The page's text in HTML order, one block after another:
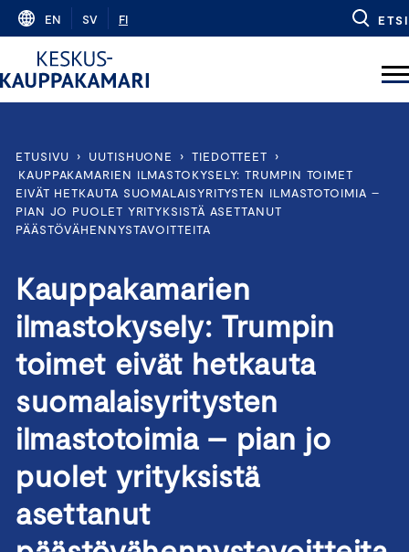
Skip
content
EN SV FI ETSI
ETUSIVU › UUTISHUONE › TIEDOTTEET
›
KAUPPAKAMARIEN ILMASTOKYSELY: TRUMPIN TOIMET
EIVÄT HETKAUTA SUOMALAISYRITYSTEN ILMASTOTOIMIA –
PIAN JO PUOLET YRITYKSISTÄ ASETTANUT
PÄÄSTÖVÄHENNYSTAVOITTEITA
Kauppakamarien
ilmastokysely: Trumpin
toimet eivät hetkauta
suomalaisyritysten
ilmastotoimia – pian jo
puolet yrityksistä
asettanut